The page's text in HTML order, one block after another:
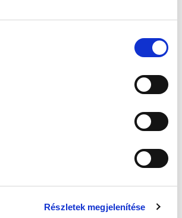
Részletek megjelenítése